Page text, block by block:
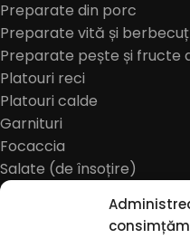
Preparate din porc
Preparate vită și berbecuț
Preparate pește și fructe
Platouri reci
Platouri calde
Garnituri
Focaccia
Salate (de însoțire)
Desert